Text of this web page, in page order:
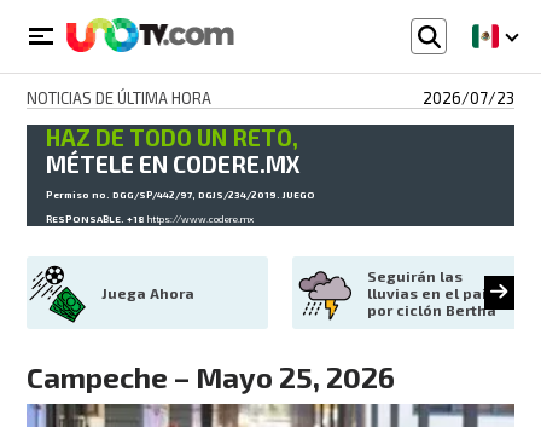
NOTICIAS DE ÚLTIMA HORA 2026/07/23
HAZ DE TODO UN RETO,
MÉTELE EN CODERE.MX
Permiso no. DGG/SP/442/97, DGJS/234/2019. JUEGO
RESPONSABLE. +18https://www.codere.mx
Juega Ahora
Seguirán las
lluvias en el país
por ciclón Bertha
Campeche – Mayo 25, 2026